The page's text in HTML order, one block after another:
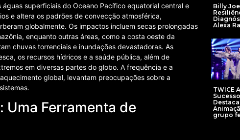
superficiais do Oceano Pacífico equatorial central e
e altera os padrões de convecção atmosférica,
globalmente. Os impactos incluem secas prolongadas
enquanto outras áreas, como a costa oeste da
chuvas torrenciais e inundações devastadoras. As
os recursos hídricos e a saúde pública, além de
em diversas partes do globo. A frequência e a
global, levantam preocupações sobre a
Uma Ferramenta de
Billy
Alexa
TWICE
Sucesso
grupo